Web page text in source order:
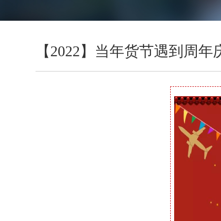
【2022】当年货节遇到周年